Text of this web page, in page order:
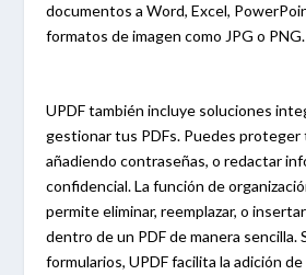
documentos a Word, Excel,
formatos de imagen como JPG o PNG.
UPDF también incluye soluciones
gestionar tus PDFs. Puedes
añadiendo contraseñas, o redactar
confidencial. La función de
permite eliminar, reemplazar, o
dentro de un PDF de manera sencilla.
formularios, UPDF facilita la adición